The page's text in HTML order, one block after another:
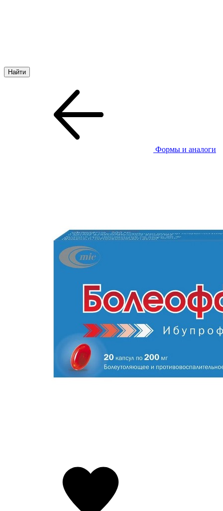
Формы и аналоги